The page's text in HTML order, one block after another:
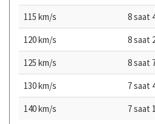
115 km/s
8 saat
120 km/s
8 saat
125 km/s
8 saat
130 km/s
7 saat
140 km/s
7 saat